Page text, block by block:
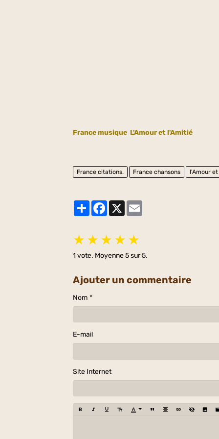
France musique L'Amour et l'Amitié
France citations. France chansons l'Amour
PartagerFacebook
X
★ ★ ★ ★ ★
1 vote. Moyenne5sur 5.
Ajouter un commentaire
Nom
E-mail
Site Internet